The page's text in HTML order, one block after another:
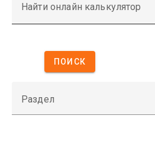
Найти онлайн калькулятор
ПОИСК
Раздел